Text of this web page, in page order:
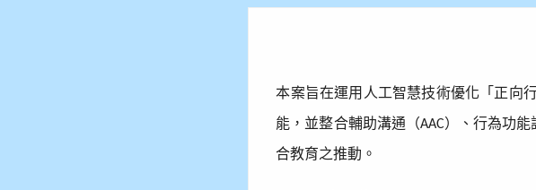
本案旨在運用人工智慧技術優化「正向
能，並整合輔助溝通（AAC）、行為功能
合教育之推動。